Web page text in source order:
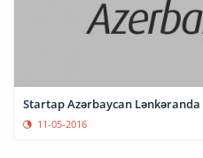
Startap Azərbaycan Lənkəranda
11-05-2016